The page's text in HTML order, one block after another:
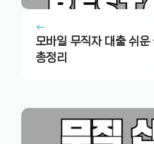
모바일 무직자 대출 쉬
총정리